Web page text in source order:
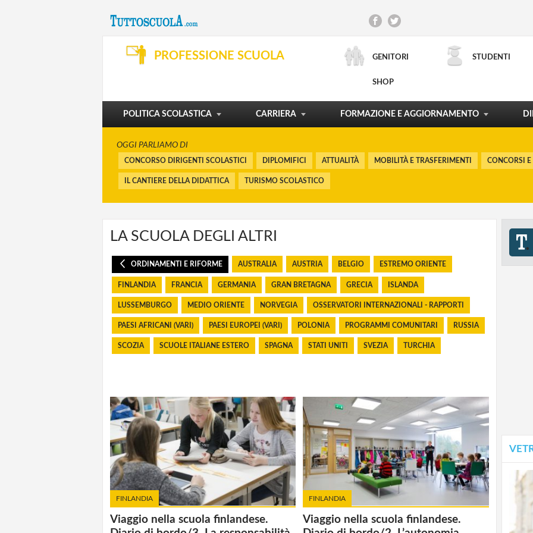
PROFESSIONE SCUOLA GENITORI STUDENTI
SHOP
POLITICA SCOLASTICA MOSTRA TUTTO
CARRIERA
SVILUPPO PROFESSIONALE CONCORSI E RECLUTAMENTO CONTRATTO DI LAVORO
MOSTRA TUTTO
FORMAZIONE E AGGIORNAMENTO
MOSTRA TUTTO
ORGANIZZAZIONE E SERVIZI INCARICHI DI DOCENZA SCUOLA E TERRITORIO
MOSTRA TUTTO
RICERCA AVANZATA
OGGI PARLIAMO DI
CONCORSO DIRIGENTI SCOLASTICI DIPLOMIFICI ATTUALITÀ MOBILITÀ E TRASFERIMENTI CONCORSI E
IL CANTIERE DELLA DIDATTICA TURISMO SCOLASTICO
LA SCUOLA DEGLI ALTRI
ORDINAMENTI E RIFORME AUSTRALIA AUSTRIA BELGIO ESTREMO ORIENTE
FINLANDIA FRANCIA GERMANIA GRAN BRETAGNA GRECIA ISLANDA
LUSSEMBURGO MEDIO ORIENTE NORVEGIA OSSERVATORI INTERNAZIONALI - RAPPORTI
PAESI AFRICANI (VARI) PAESI EUROPEI (VARI) POLONIA PROGRAMMI COMUNITARI RUSSIA
SCOZIA SCUOLE ITALIANE ESTERO SPAGNA STATI UNITI SVEZIA TURCHIA
FINLANDIA
Viaggio nella scuola finlandese.
FINLANDIA
Viaggio nella scuola finlandese.